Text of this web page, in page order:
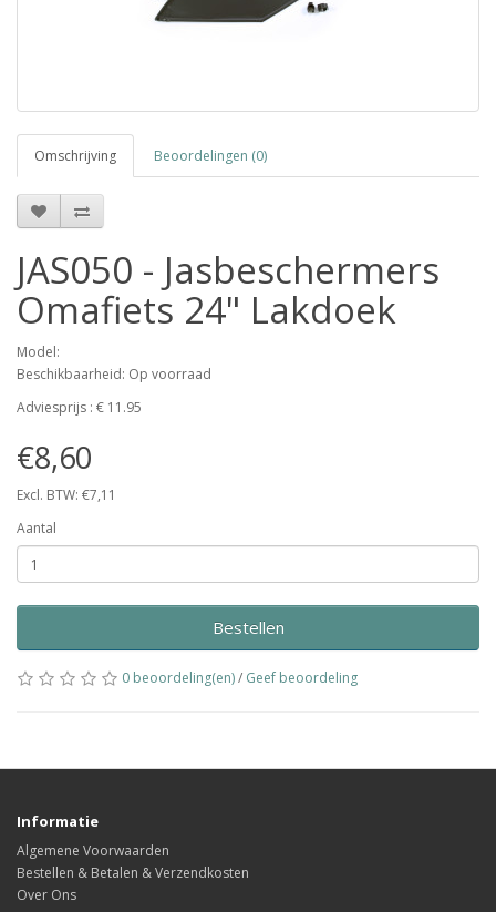
Omschrijving Beoordelingen (0)
JAS050 - Jasbeschermers
Omafiets 24" Lakdoek
Model:
Beschikbaarheid: Op voorraad
Adviesprijs : € 11.95
€8,60
Excl. BTW: €7,11
Aantal
Bestellen
0 beoordeling(en)/ Geef beoordeling
Informatie
Algemene Voorwaarden
Bestellen & Betalen & Verzendkosten
Over Ons